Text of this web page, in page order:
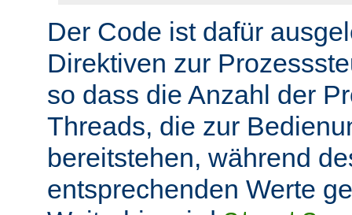
Der Code ist dafür
Direktiven zur
so dass die Anzahl der
Threads, die zur
bereitstehen, während
entsprechenden Werte